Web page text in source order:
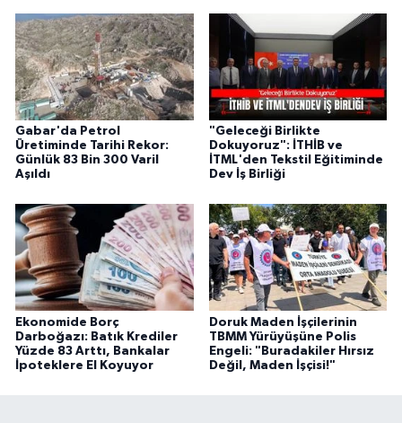
Gabar'da Petrol
Üretiminde Tarihi Rekor:
Günlük 83 Bin 300 Varil
Aşıldı
"Geleceği Birlikte
Dokuyoruz": İTHİB ve
İTML'den Tekstil Eğitiminde
Dev İş Birliği
Ekonomide Borç
Darboğazı: Batık Krediler
Yüzde 83 Arttı, Bankalar
İpoteklere El Koyuyor
Doruk Maden İşçilerinin
TBMM Yürüyüşüne Polis
Engeli: "Buradakiler Hırsız
Değil, Maden İşçisi!"